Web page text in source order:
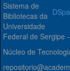
Sistema de
Bibliotecas da
Universidade
Federal de Sergipe
Núcleo de